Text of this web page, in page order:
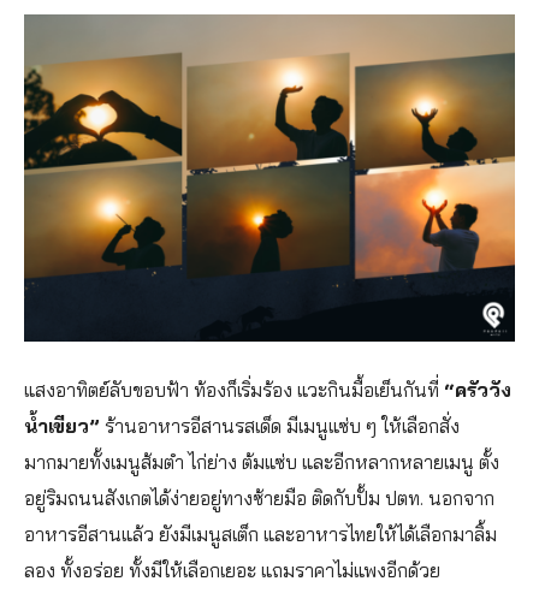
แสงอาทิตย์ลับขอบฟ้า ท้องก็เริ่มร้อง แวะกินมื้อเย็นกันที่ “ครัววัง
น้ำเขียว” ร้านอาหารอีสานรสเด็ด มีเมนูแซ่บ ๆ ให้เลือกสั่ง
มากมายทั้งเมนูส้มตำ ไก่ย่าง ต้มแซ่บ และอีกหลากหลายเมนู ตั้ง
อยู่ริมถนนสังเกตได้ง่ายอยู่ทางซ้ายมือ ติดกับปั้ม ปตท. นอกจาก
อาหารอีสานแล้ว ยังมีเมนูสเต็ก และอาหารไทยให้ได้เลือกมาลิ้ม
ลอง ทั้งอร่อย ทั้งมีให้เลือกเยอะ แถมราคาไม่แพงอีกด้วย